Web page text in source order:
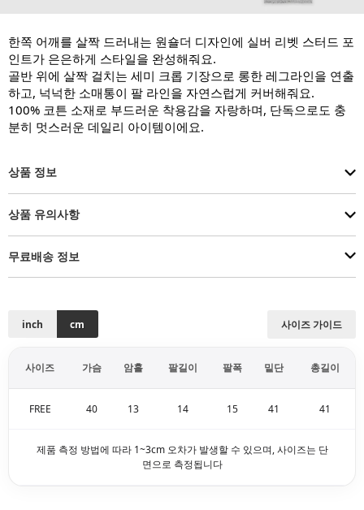
한쪽 어깨를 살짝 드러내는 원숄더 디자인에 실버 리벳 스터드 포
인트가 은은하게 스타일을 완성해줘요.
골반 위에 살짝 걸치는 세미 크롭 기장으로 롱한 레그라인을 연출
하고, 넉넉한 소매통이 팔 라인을 자연스럽게 커버해줘요.
100% 코튼 소재로 부드러운 착용감을 자랑하며, 단독으로도 충
분히 멋스러운 데일리 아이템이에요.
상품 정보
상품 유의사항
무료배송 정보
사이즈 가이드
inch cm
사이즈 가슴 암홀 팔길이 팔폭 밑단 총길이
FREE 40 13 14 15 41 41
제품 측정 방법에 따라 1~3cm 오차가 발생할 수 있으며, 사이즈는 단
면으로 측정됩니다